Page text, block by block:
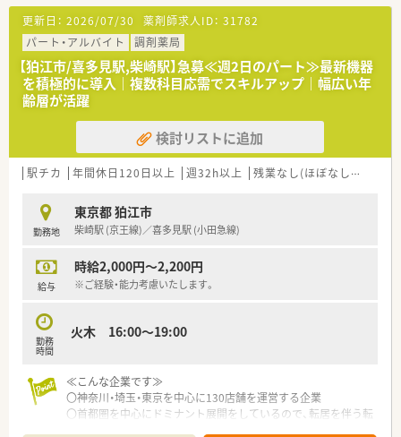
更新日： 2026/07/30 薬剤師求人ID： 31782
パート・アルバイト
調剤薬局
【狛江市/喜多見駅,柴崎駅】急募≪週2日のパート≫最新機器
を積極的に導入｜複数科目応需でスキルアップ｜幅広い年
齢層が活躍
検討リストに追加
駅チカ 年間休日120日以上 週32h以上 残業なし(ほぼなし含む)
勤務地
東京都 狛江市
柴崎駅 (京王線)／喜多見駅 (小田急線)
給与
時給2,000円～2,200円
※ご経験・能力考慮いたします。
勤務
時間
火木 16:00～19:00
≪こんな企業です≫
〇神奈川・埼玉・東京を中心に130店舗を運営する企業
〇首都圏を中心にドミナント展開をしているので、転居を伴う転